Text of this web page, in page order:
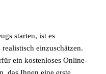
starten, ist es
einzuschätzen.
ein kostenloses Online-